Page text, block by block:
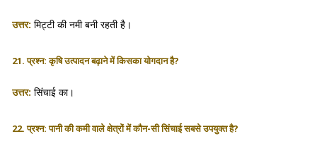
उत्तर: मिट्टी की नमी बनी रहती है।
21. प्रश्न: कृषि उत्पादन बढ़ाने में किसका योगदान है?
उत्तर: सिंचाई का।
22. प्रश्न: पानी की कमी वाले क्षेत्रों में कौन-सी सिंचाई सबसे उपयुक्त है?